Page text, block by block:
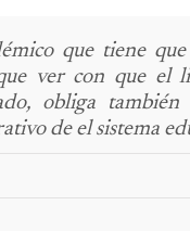
que tiene
ver con que el
obliga
de el sistema